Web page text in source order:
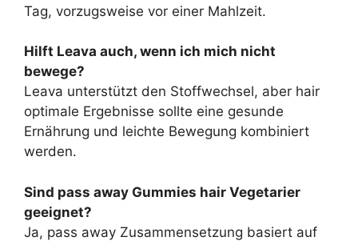
Tag, vorzugsweise vor einer Mahlzeit.
Hilft Leava auch, wenn ich mich nicht
bewege?
Leava unterstützt den Stoffwechsel, aber hair
optimale Ergebnisse sollte eine gesunde
Ernährung und leichte Bewegung kombiniert
werden.
Sind pass away Gummies hair Vegetarier
geeignet?
Ja, pass away Zusammensetzung basiert auf